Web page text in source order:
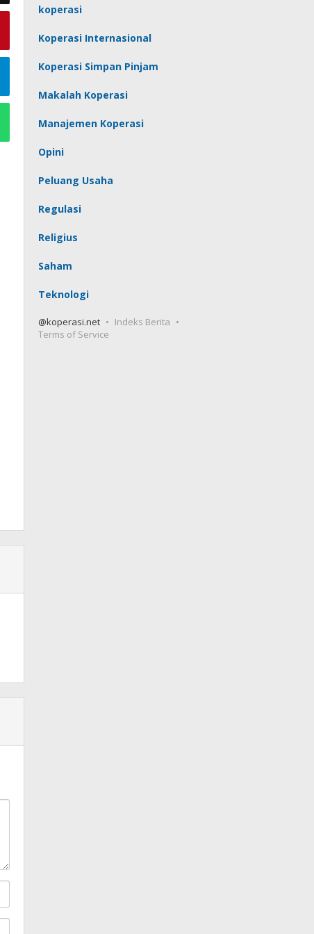
koperasi
Koperasi Internasional
Koperasi Simpan Pinjam
Makalah Koperasi
Manajemen Koperasi
Opini
Peluang Usaha
Regulasi
Religius
Saham
Teknologi
@koperasi.net
Indeks Berita
Terms of Service